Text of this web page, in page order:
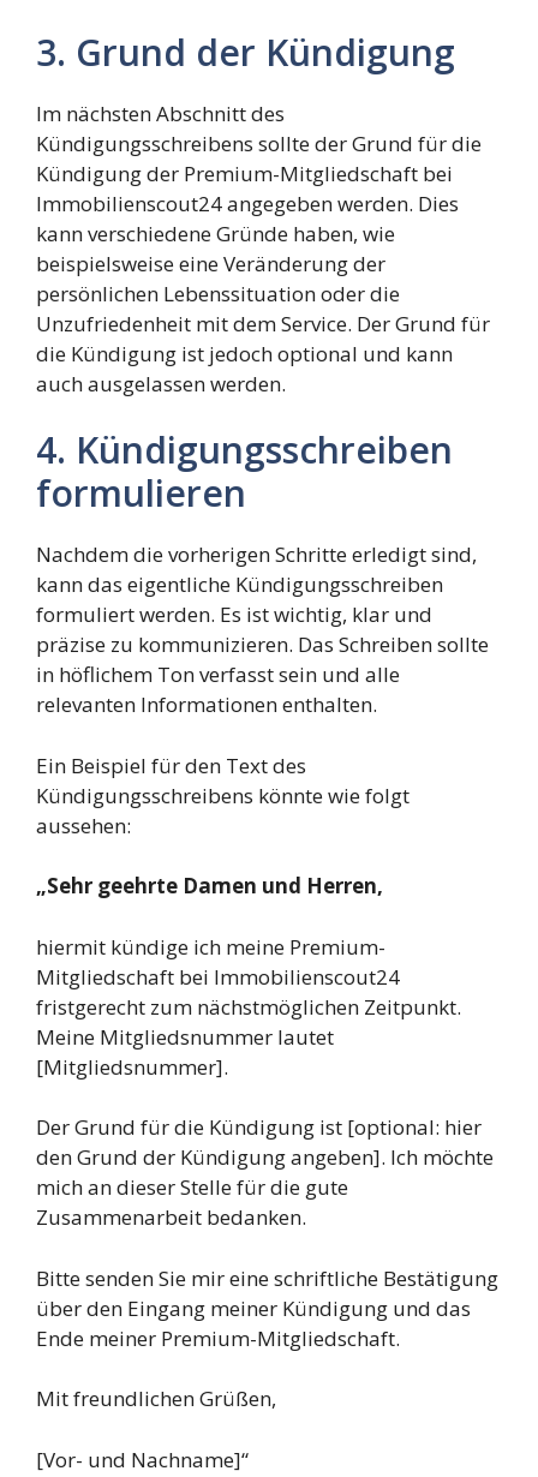
3. Grund der Kündigung
Im nächsten Abschnitt des
Kündigungsschreibens sollte der Grund für die
Kündigung der Premium-Mitgliedschaft bei
Immobilienscout24 angegeben werden. Dies
kann verschiedene Gründe haben, wie
beispielsweise eine Veränderung der
persönlichen Lebenssituation oder die
Unzufriedenheit mit dem Service. Der Grund für
die Kündigung ist jedoch optional und kann
auch ausgelassen werden.
4. Kündigungsschreiben
formulieren
Nachdem die vorherigen Schritte erledigt sind,
kann das eigentliche Kündigungsschreiben
formuliert werden. Es ist wichtig, klar und
präzise zu kommunizieren. Das Schreiben sollte
in höflichem Ton verfasst sein und alle
relevanten Informationen enthalten.
Ein Beispiel für den Text des
Kündigungsschreibens könnte wie folgt
aussehen:
„Sehr geehrte Damen und Herren,
hiermit kündige ich meine Premium-
Mitgliedschaft bei Immobilienscout24
fristgerecht zum nächstmöglichen Zeitpunkt.
Meine Mitgliedsnummer lautet
[Mitgliedsnummer].
Der Grund für die Kündigung ist [optional: hier
den Grund der Kündigung angeben]. Ich möchte
mich an dieser Stelle für die gute
Zusammenarbeit bedanken.
Bitte senden Sie mir eine schriftliche Bestätigung
über den Eingang meiner Kündigung und das
Ende meiner Premium-Mitgliedschaft.
Mit freundlichen Grüßen,
[Vor- und Nachname]“